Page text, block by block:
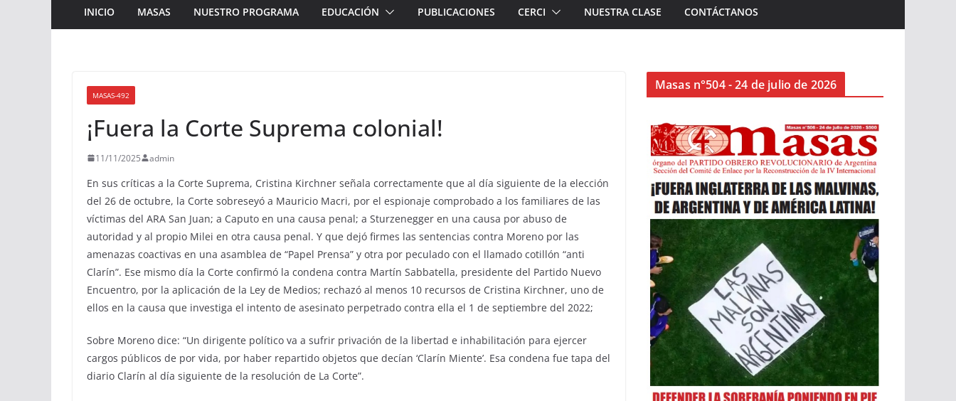
INICIO MASAS NUESTRO PROGRAMA EDUCACIÓN PUBLICACIONES CERCI NUESTRA CLASE CONTÁCTANOS
MASAS-492
¡Fuera la Corte Suprema colonial!
11/11/2025 admin
En sus críticas a la Corte Suprema, Cristina Kirchner señala correctamente que al día siguiente de la elección
del 26 de octubre, la Corte sobreseyó a Mauricio Macri, por el espionaje comprobado a los familiares de las
víctimas del ARA San Juan; a Caputo en una causa penal; a Sturzenegger en una causa por abuso de
autoridad y al propio Milei en otra causa penal. Y que dejó firmes las sentencias contra Moreno por las
amenazas coactivas en una asamblea de “Papel Prensa” y otra por peculado con el llamado cotillón “anti
Clarín”. Ese mismo día la Corte confirmó la condena contra Martín Sabbatella, presidente del Partido Nuevo
Encuentro, por la aplicación de la Ley de Medios; rechazó al menos 10 recursos de Cristina Kirchner, uno de
ellos en la causa que investiga el intento de asesinato perpetrado contra ella el 1 de septiembre del 2022;
Sobre Moreno dice: “Un dirigente político va a sufrir privación de la libertad e inhabilitación para ejercer
cargos públicos de por vida, por haber repartido objetos que decían ‘Clarín Miente’. Esa condena fue tapa del
diario Clarín al día siguiente de la resolución de La Corte”.
Masas n°504 - 24 de julio de 2026